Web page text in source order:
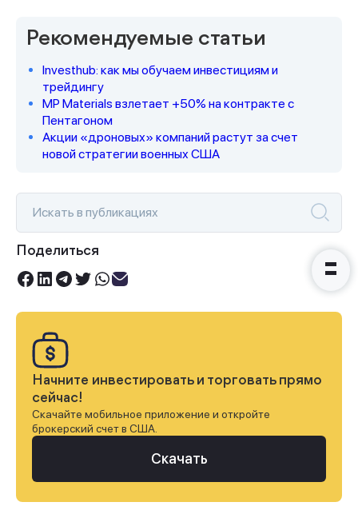
Рекомендуемые статьи
Investhub: как мы обучаем инвестициям и
трейдингу
MP Materials взлетает +50% на контракте с
Пентагоном
Акции «дроновых» компаний растут за счет
новой стратегии военных США
Поделиться
Начните инвестировать и торговать прямо
сейчас!
Скачайте мобильное приложение и откройте
брокерский счет в США.
Скачать
Спасибо за заявку